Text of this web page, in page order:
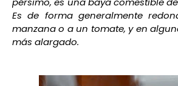
Es de forma generalmente
manzana o a un tomate, y en
más alargado.